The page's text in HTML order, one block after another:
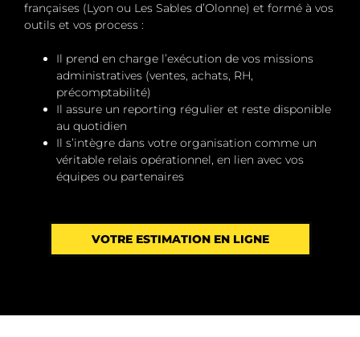
françaises (Lyon ou Les Sables d’Olonne) et formé à vos
outils et vos process :
Il prend en charge l’exécution de vos missions
administratives (ventes, achats, RH,
précomptabilité)
Il assure un reporting régulier et reste disponible
au quotidien
Il s’intègre dans votre organisation comme un
véritable relais opérationnel, en lien avec vos
équipes ou partenaires
VOTRE ESTIMATION EN LIGNE